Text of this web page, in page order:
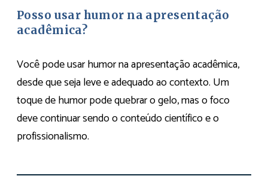
Posso usar humor na apresentação
acadêmica?
Você pode usar humor na apresentação acadêmica,
desde que seja leve e adequado ao contexto. Um
toque de humor pode quebrar o gelo, mas o foco
deve continuar sendo o conteúdo científico e o
profissionalismo.